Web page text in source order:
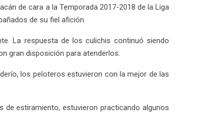
de cara a la Temporada 2017-2018 de la Liga
de su fiel afición.
La respuesta de los culichis continuó siendo
gran disposición para atenderlos.
los peloteros estuvieron con la mejor de las
de estiramiento, estuvieron practicando algunos